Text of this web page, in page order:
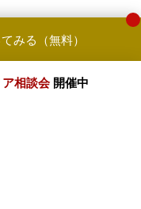
みる（無料）
相談会 開催中